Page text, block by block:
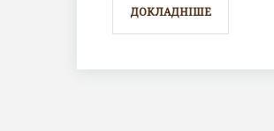
ДОКЛАДНІШЕ